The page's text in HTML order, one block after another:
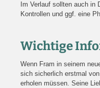
Im Verlauf sollten auch in
Kontrollen und ggf. eine
Wichtige
Wenn Fram in seinem
sich sicherlich erstmal
erholen müssen. Seine